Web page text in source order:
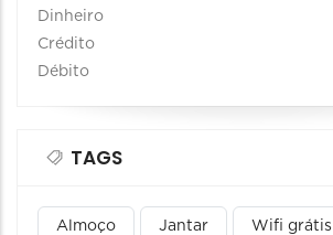
Dinheiro
Crédito
Débito
TAGS
Almoço Jantar Wifi grátis